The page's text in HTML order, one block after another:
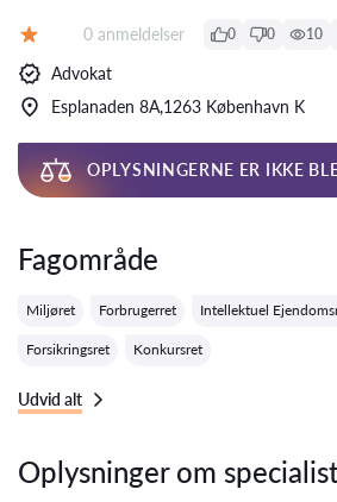
Anmeldelser:
0 anmeldelser 0 0 10
Advokat
Esplanaden 8A,1263 København K
OPLYSNINGERNE ER IKKE
Fagområde
Miljøret Forbrugerret Intellektuel
Forsikringsret Konkursret
Udvid alt
Oplysninger om